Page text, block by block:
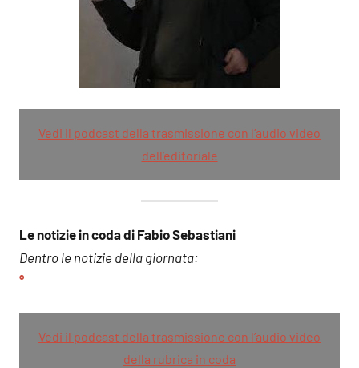
Vedi il podcast della trasmissione con l’audio video
dell’editoriale
Le notizie in coda di Fabio Sebastiani
Dentro le notizie della giornata:
°
Vedi il podcast della trasmissione con l’audio video
della rubrica in coda